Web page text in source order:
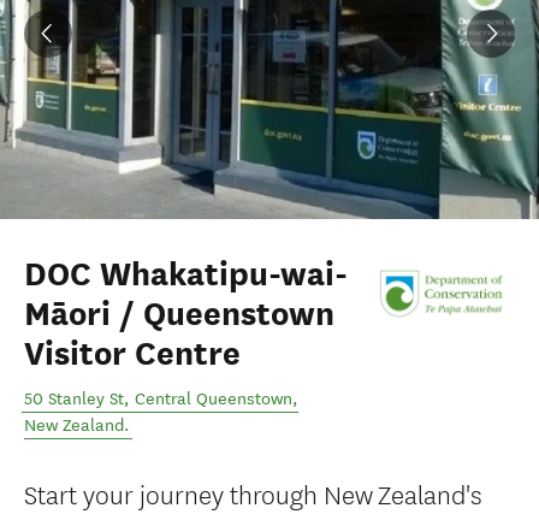
DOC Whakatipu-wai-
Māori / Queenstown
Visitor Centre
50 Stanley St, Central Queenstown,
New Zealand.
Start your journey through New Zealand's